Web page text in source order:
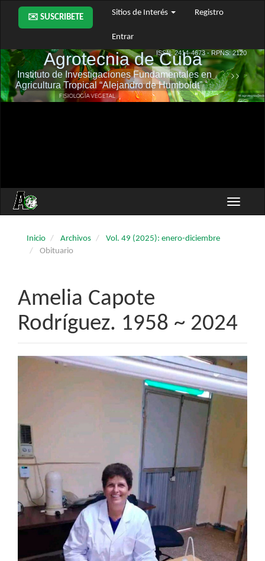
Navegación
principal
Contenido
Barra
lateral
✉️ SUSCRIBETE
Sitios de Interés Registro
Entrar
Toggle
Inicio Archivos
Vol. 49 (2025): enero-diciembre
Obituario
Amelia Capote
Rodríguez. 1958 ~ 2024
Barra
artículo